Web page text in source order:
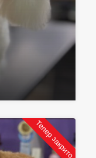
Тепер закрито